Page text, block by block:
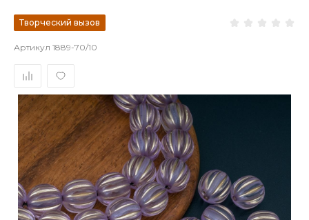
Творческий вызов
Артикул 1889-70/10